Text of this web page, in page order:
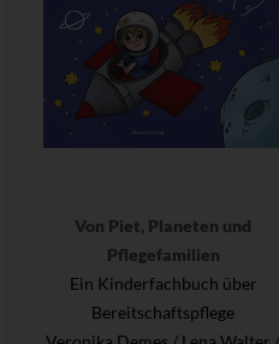
Von Piet, Planeten und
Pflegefamilien
Ein Kinderfachbuch über
Bereitschaftspflege